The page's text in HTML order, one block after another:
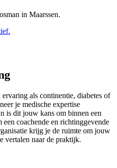
in Maarssen.
als continentie, diabetes of
je medische expertise
is dit jouw kans om binnen een
coachende en richtinggevende
krijg je de ruimte om jouw
vertalen naar de praktijk.